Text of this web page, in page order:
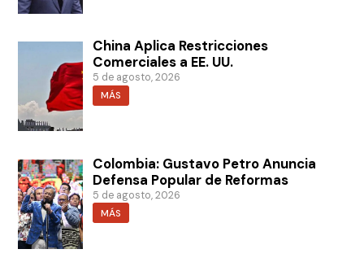
China Aplica Restricciones
Comerciales a EE. UU.
5 de agosto, 2026
MÁS
Colombia: Gustavo Petro Anuncia
Defensa Popular de Reformas
5 de agosto, 2026
MÁS